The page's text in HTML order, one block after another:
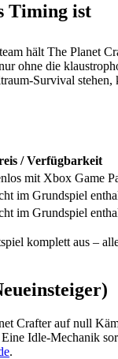
Timing ist
hält The Planet
ohne die
Survival
/ Verfügbarkeit
mit Xbox Game
im Grundspiel
im Grundspiel
komplett aus –
Crafter auf null
Idle-Mechanik
.